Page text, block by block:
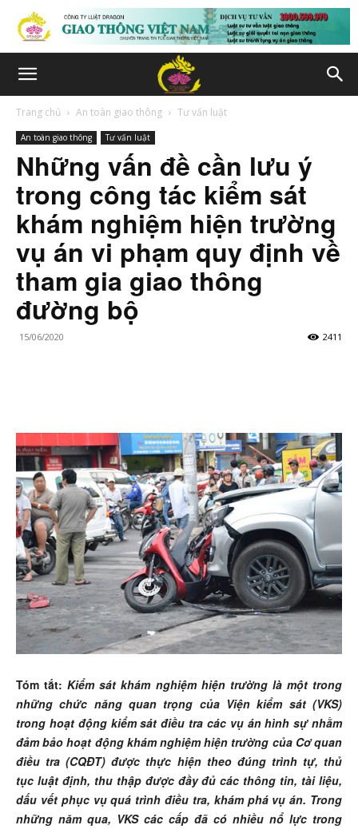
Trang chủ An toàn giao thông Tư vấn luật
An toàn giao thông Tư vấn luật
Những vấn đề cần lưu ý
trong công tác kiểm sát
khám nghiệm hiện trường
vụ án vi phạm quy định về
tham gia giao thông
đường bộ
15/06/2020 2411
Tóm tắt: Kiểm sát khám nghiệm hiện trường là một trong
những chức năng quan trọng của Viện kiểm sát (VKS)
trong hoạt động kiểm sát điều tra các vụ án hình sự nhằm
đảm bảo hoạt động khám nghiệm hiện trường của Cơ quan
điều tra (CQĐT) được thực hiện theo đúng trình tự, thủ
tục luật định, thu thập được đầy đủ các thông tin, tài liệu,
dấu vết phục vụ quá trình điều tra, khám phá vụ án. Trong
những năm qua, VKScác cấp đã có nhiều nổ lực trong